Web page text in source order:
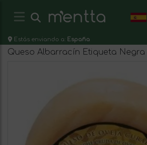
Estás enviando a: España
Queso Albarracín Etiqueta Negra